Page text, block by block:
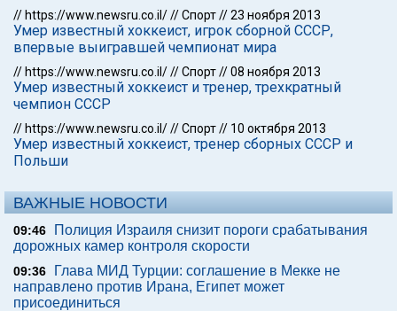
// https://www.newsru.co.il///Спорт//23 ноября 2013
Умер известный хоккеист, игрок сборной СССР,
впервые выигравшей чемпионат мира
// https://www.newsru.co.il///Спорт//08 ноября 2013
Умер известный хоккеист и тренер, трехкратный
чемпион СССР
// https://www.newsru.co.il///Спорт// 10 октября 2013
Умер известный хоккеист, тренер сборных СССР и
Польши
ВАЖНЫЕ НОВОСТИ
09:46
Полиция Израиля снизит пороги срабатывания
дорожных камер контроля скорости
09:36
Глава МИД Турции: соглашение в Мекке не
направлено против Ирана, Египет может
присоединиться